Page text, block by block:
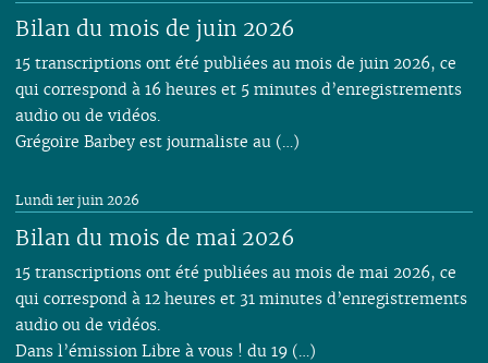
Bilan du mois de juin 2026
15 transcriptions ont été publiées au mois de juin 2026, ce
qui correspond à 16 heures et 5 minutes d’enregistrements
audio ou de vidéos.
Grégoire Barbey est journaliste au (…)
Bilan du mois de mai 2026
Lundi 1er juin 2026
15 transcriptions ont été publiées au mois de mai 2026, ce
qui correspond à 12 heures et 31 minutes d’enregistrements
audio ou de vidéos.
Dans l’émission Libre à vous ! du 19 (…)